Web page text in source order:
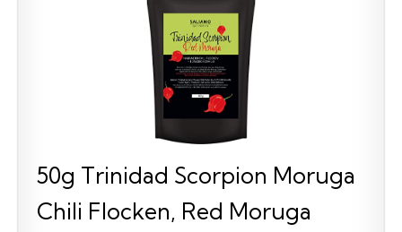
50g Trinidad Scorpion Moruga
Chili Flocken, Red Moruga